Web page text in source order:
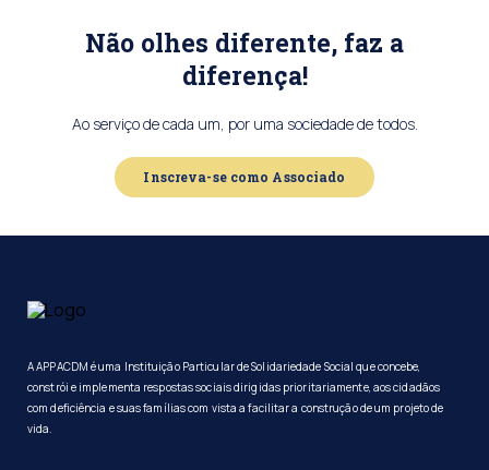
Não olhes diferente, faz a
diferença!
Ao serviço de cada um, por uma sociedade de todos.
Inscreva-se como Associado
A APPACDM é uma Instituição Particular de Solidariedade Social que concebe,
constrói e implementa respostas sociais dirigidas prioritariamente, aos cidadãos
com deficiência e suas famílias com vista a facilitar a construção de um projeto de
vida.